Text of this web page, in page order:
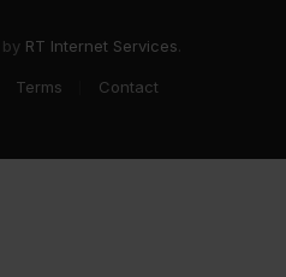
RT Internet Services.
Terms Contact